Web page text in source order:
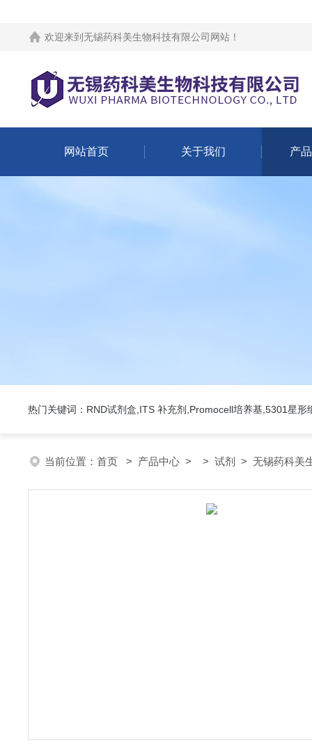
欢迎来到 无锡药科美生物科技有限公司网站 ！
网站首页 关于我们 产
热门关键词：RND试剂盒,ITS 补充剂,Promocell培养基,5301星形
当前位置： 首页 > 产品中心 > > 试剂 > 无锡药科美